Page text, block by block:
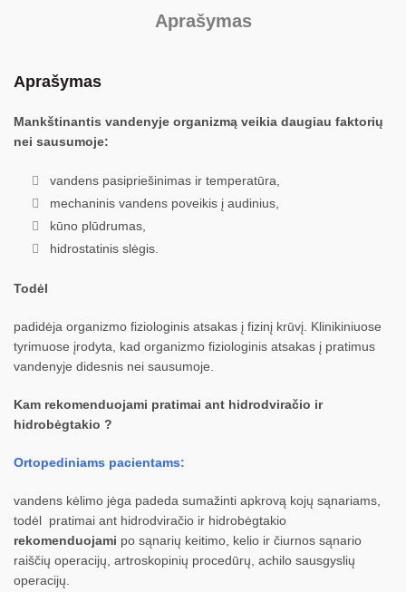
Aprašymas
Aprašymas
Mankštinantis vandenyje organizmą veikia daugiau faktorių
nei sausumoje:
vandens pasipriešinimas ir temperatūra,
mechaninis vandens poveikis į audinius,
kūno plūdrumas,
hidrostatinis slėgis.
Todėl
padidėja organizmo fiziologinis atsakas į fizinį krūvį. Klinikiniuose
tyrimuose įrodyta, kad organizmo fiziologinis atsakas į pratimus
vandenyje didesnis nei sausumoje.
Kam rekomenduojami pratimai ant hidrodviračio ir
hidrobėgtakio ?
Ortopediniams pacientams:
vandens kėlimo jėga padeda sumažinti apkrovą kojų sąnariams,
todėl pratimai ant hidrodviračio ir hidrobėgtakio
rekomenduojami po sąnarių keitimo, kelio ir čiurnos sąnario
raiščių operacijų, artroskopinių procedūrų, achilo sausgyslių
operacijų.